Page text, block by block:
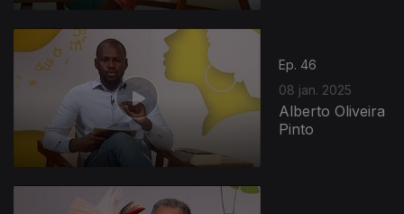
Ep. 46
08 jan. 2025
Alberto Oliveira
Pinto